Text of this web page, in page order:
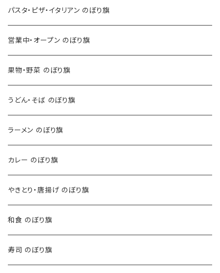
パスタ・ピザ・イタリアン のぼり旗
営業中・オープン のぼり旗
果物・野菜 のぼり旗
うどん・そば のぼり旗
ラーメン のぼり旗
カレー のぼり旗
やきとり・唐揚げ のぼり旗
和食 のぼり旗
寿司 のぼり旗